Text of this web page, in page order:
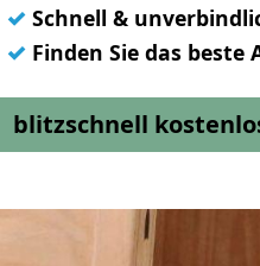
✓ Schnell &
✓ Finden Sie das
blitzschnell